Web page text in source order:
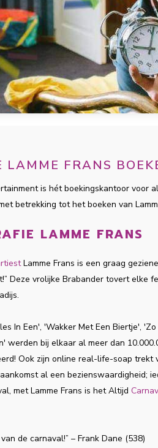
LAMME FRANS
is hét boekingskantoor voor
betrekking tot het boeken van
LAMME FRANS
Lamme Frans is een graag
Deze vrolijke Brabander tovert
In Een', 'Wakker Met Een Biertje',
werden bij elkaar al meer dan
Ook zijn online real-life-soap trekt
al een bezienswaardigheid;
met Lamme Frans is het Altijd
de carnaval!” – Frank Dane (538)